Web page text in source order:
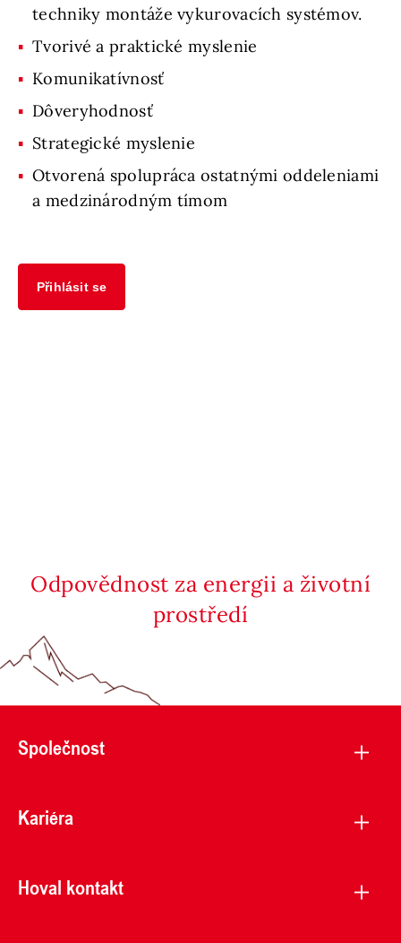
techniky montáže vykurovacích systémov.
Tvorivé a praktické myslenie
Komunikatívnosť
Dôveryhodnosť
Strategické myslenie
Otvorená spolupráca ostatnými oddeleniami
a medzinárodným tímom
Přihlásit se
Odpovědnost za energii a životní
prostředí
Společnost
Kariéra
Hoval kontakt